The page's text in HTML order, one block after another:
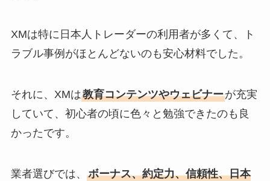
XMは特に日本人トレーダーの利用者が多くて、ト
ラブル事例がほとんどないのも安心材料でした。
それに、XMは教育コンテンツやウェビナーが充実
していて、初心者の頃に色々と勉強できたのも良
かったです。
業者選びでは、 ボーナス、約定力、信頼性、日本